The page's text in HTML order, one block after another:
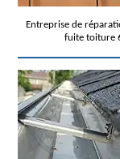
Entreprise de
fuite toiture